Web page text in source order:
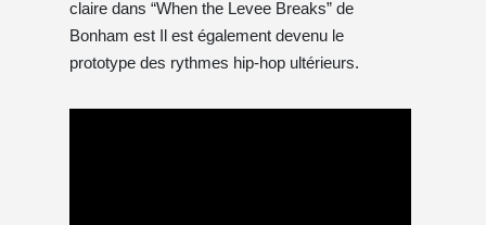
claire dans “When the Levee Breaks” de
Bonham est Il est également devenu le
prototype des rythmes hip-hop ultérieurs.